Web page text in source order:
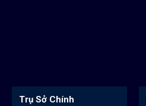
Trụ Sở Chính